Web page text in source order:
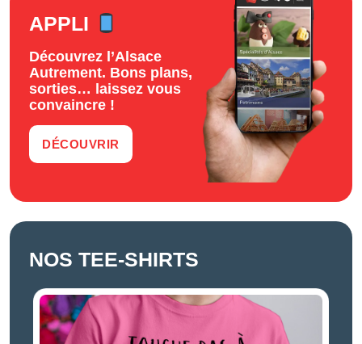
APPLI
Découvrez l’Alsace
Autrement. Bons plans,
sorties… laissez vous
convaincre !
DÉCOUVRIR
NOS TEE-SHIRTS